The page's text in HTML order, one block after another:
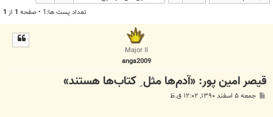
تعداد پست ها:1 • صفحه 1 از 1
Major II
anga2009
قیصر امین پور: «آدم‌ها مثل ِ کتاب‌ها هستند»
جمعه ۵ اسفند ۱۳۹۰, ۱۲:۰۲ ق.ظ